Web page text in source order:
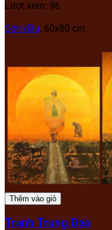
Lượt xem: 96
Sơn dầu, 60x80 cm
Thêm vào giỏ
Tranh Trung Đạo